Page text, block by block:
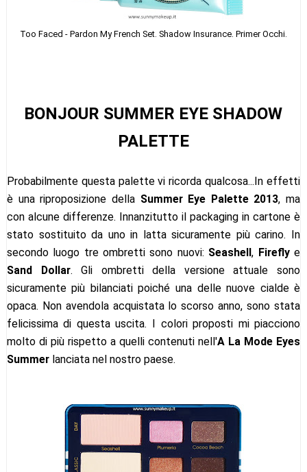
Too Faced - Pardon My French Set. Shadow Insurance. Primer Occhi.
BONJOUR SUMMER EYE SHADOW
PALETTE
Probabilmente questa palette vi ricorda qualcosa...In effetti
è una riproposizione della Summer Eye Palette 2013, ma
con alcune differenze. Innanzitutto il packaging in cartone è
stato sostituito da uno in latta sicuramente più carino. In
secondo luogo tre ombretti sono nuovi: Seashell, Fireflye
Sand Dollar. Gli ombretti della versione attuale sono
sicuramente più bilanciati poiché una delle nuove cialde è
opaca. Non avendola acquistata lo scorso anno, sono stata
felicissima di questa uscita. I colori proposti mi piacciono
molto di più rispetto a quelli contenuti nell'A La Mode Eyes
Summerlanciata nel nostro paese.